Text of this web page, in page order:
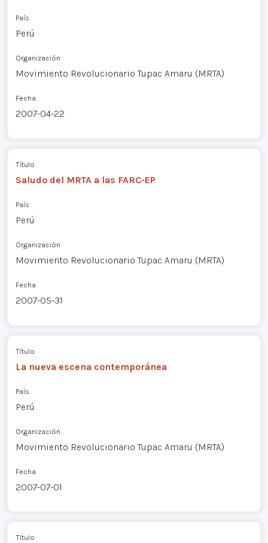
País
Perú
Organización
Movimiento Revolucionario Tupac Amaru (MRTA)
Fecha
2007-04-22
Título
Saludo del MRTA a las FARC-EP
País
Perú
Organización
Movimiento Revolucionario Tupac Amaru (MRTA)
Fecha
2007-05-31
Título
La nueva escena contemporánea
País
Perú
Organización
Movimiento Revolucionario Tupac Amaru (MRTA)
Fecha
2007-07-01
Título